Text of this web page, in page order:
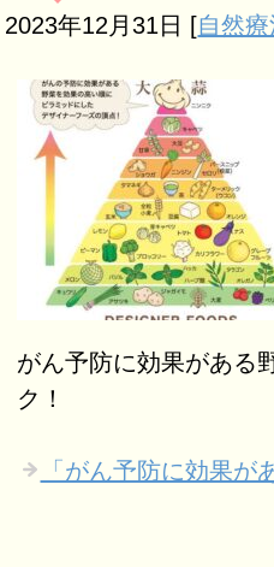
2023年12月31日 [自然
がん予防に効果がある
ク！
「がん予防に効果が